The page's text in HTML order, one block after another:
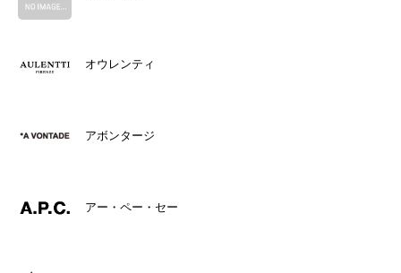
オウレンティ
アボンタージ
アー・ペー・セー